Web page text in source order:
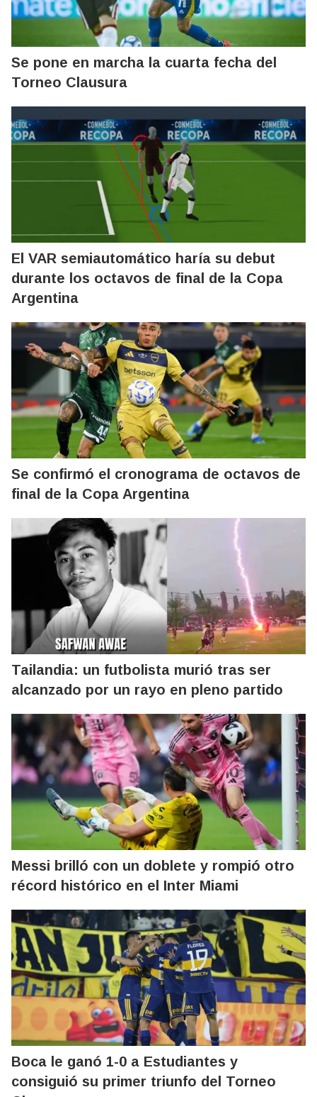
Se pone en marcha la cuarta fecha del
Torneo Clausura
El VAR semiautomático haría su debut
durante los octavos de final de la Copa
Argentina
Se confirmó el cronograma de octavos de
final de la Copa Argentina
Tailandia: un futbolista murió tras ser
alcanzado por un rayo en pleno partido
Messi brilló con un doblete y rompió otro
récord histórico en el Inter Miami
Boca le ganó 1-0 a Estudiantes y
consiguió su primer triunfo del Torneo